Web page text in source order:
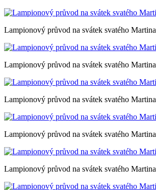
Lampionový průvod na svátek svatého Martina
Lampionový průvod na svátek svatého Martina
Lampionový průvod na svátek svatého Martina
Lampionový průvod na svátek svatého Martina
Lampionový průvod na svátek svatého Martina